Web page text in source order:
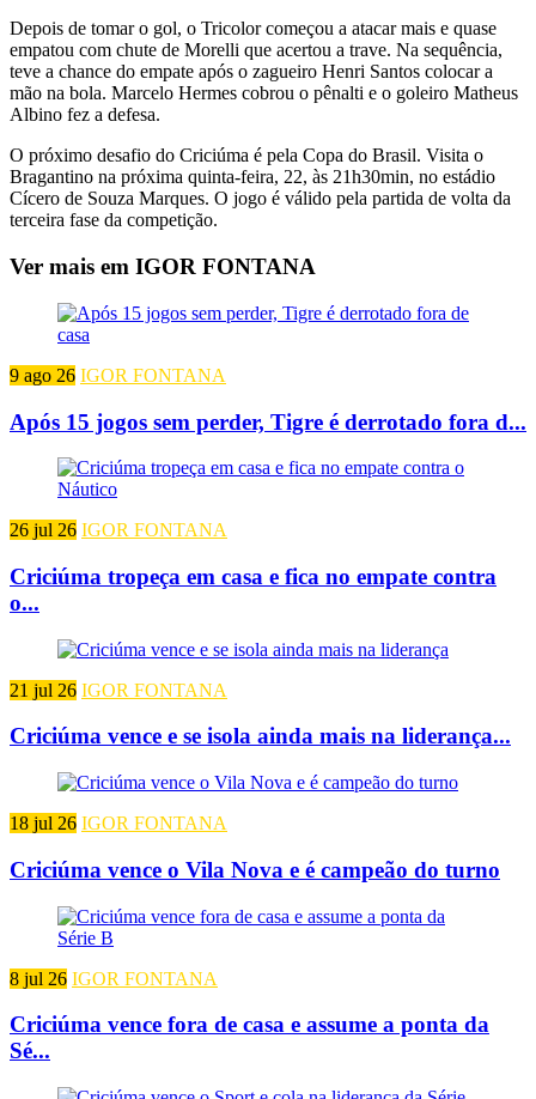
Depois de tomar o gol, o Tricolor começou a atacar mais e quase
empatou com chute de Morelli que acertou a trave. Na sequência,
teve a chance do empate após o zagueiro Henri Santos colocar a
mão na bola. Marcelo Hermes cobrou o pênalti e o goleiro Matheus
Albino fez a defesa.
O próximo desafio do Criciúma é pela Copa do Brasil. Visita o
Bragantino na próxima quinta-feira, 22, às 21h30min, no estádio
Cícero de Souza Marques. O jogo é válido pela partida de volta da
terceira fase da competição.
Ver mais em IGOR FONTANA
9 ago 26 IGOR FONTANA
Após 15 jogos sem perder, Tigre é derrotado fora d...
26 jul 26 IGOR FONTANA
Criciúma tropeça em casa e fica no empate contra
o...
21 jul 26 IGOR FONTANA
Criciúma vence e se isola ainda mais na liderança...
18 jul 26 IGOR FONTANA
Criciúma vence o Vila Nova e é campeão do turno
8 jul 26 IGOR FONTANA
Criciúma vence fora de casa e assume a ponta da
Sé...